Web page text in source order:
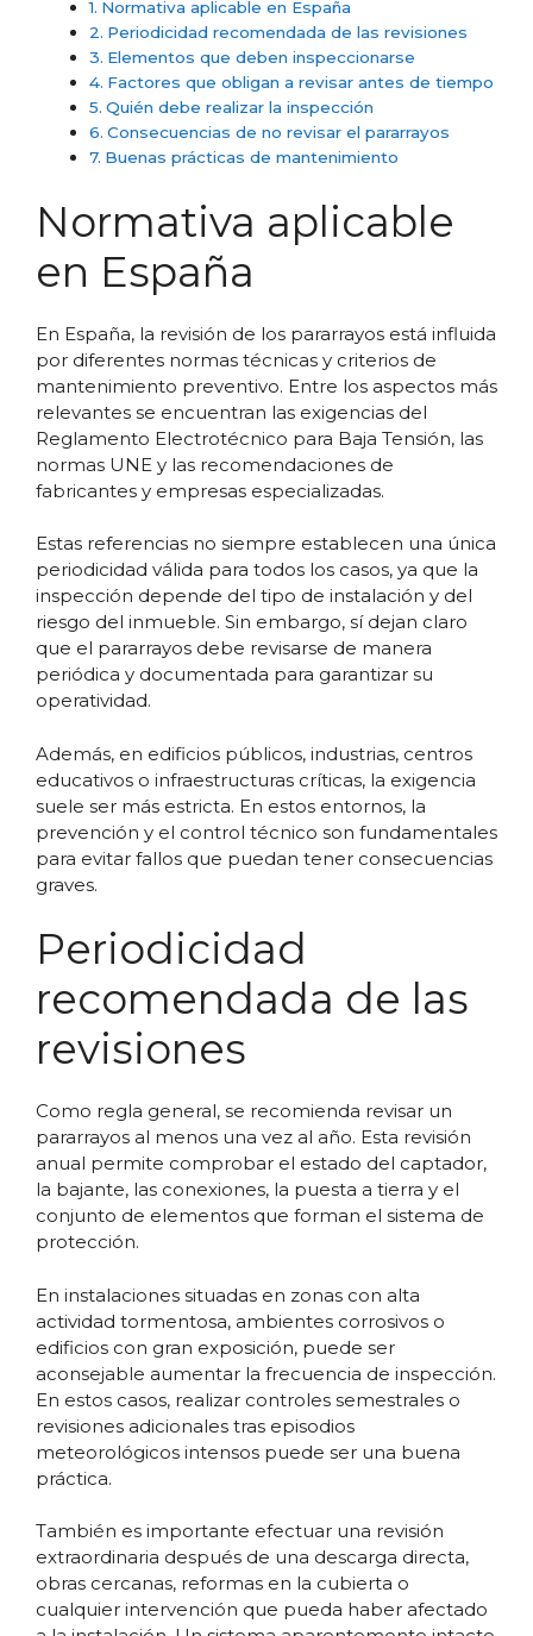
Normativa aplicable en España
Periodicidad recomendada de las revisiones
Elementos que deben inspeccionarse
Factores que obligan a revisar antes de tiempo
Quién debe realizar la inspección
Consecuencias de no revisar el pararrayos
Buenas prácticas de mantenimiento
Normativa aplicable
en España
En España, la revisión de los pararrayos está influida
por diferentes normas técnicas y criterios de
mantenimiento preventivo. Entre los aspectos más
relevantes se encuentran las exigencias del
Reglamento Electrotécnico para Baja Tensión, las
normas UNE y las recomendaciones de
fabricantes y empresas especializadas.
Estas referencias no siempre establecen una única
periodicidad válida para todos los casos, ya que la
inspección depende del tipo de instalación y del
riesgo del inmueble. Sin embargo, sí dejan claro
que el pararrayos debe revisarse de manera
periódica y documentada para garantizar su
operatividad.
Además, en edificios públicos, industrias, centros
educativos o infraestructuras críticas, la exigencia
suele ser más estricta. En estos entornos, la
prevención y el control técnico son fundamentales
para evitar fallos que puedan tener consecuencias
graves.
Periodicidad
recomendada de las
revisiones
Como regla general, se recomienda revisar un
pararrayos al menos una vez al año. Esta revisión
anual permite comprobar el estado del captador,
la bajante, las conexiones, la puesta a tierra y el
conjunto de elementos que forman el sistema de
protección.
En instalaciones situadas en zonas con alta
actividad tormentosa, ambientes corrosivos o
edificios con gran exposición, puede ser
aconsejable aumentar la frecuencia de inspección.
En estos casos, realizar controles semestrales o
revisiones adicionales tras episodios
meteorológicos intensos puede ser una buena
práctica.
También es importante efectuar una revisión
extraordinaria después de una descarga directa,
obras cercanas, reformas en la cubierta o
cualquier intervención que pueda haber afectado